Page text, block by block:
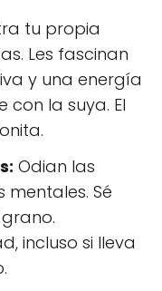
tu propia
Les fascinan
y una energía
con la suya. El
Odian las
mentales. Sé
incluso si lleva